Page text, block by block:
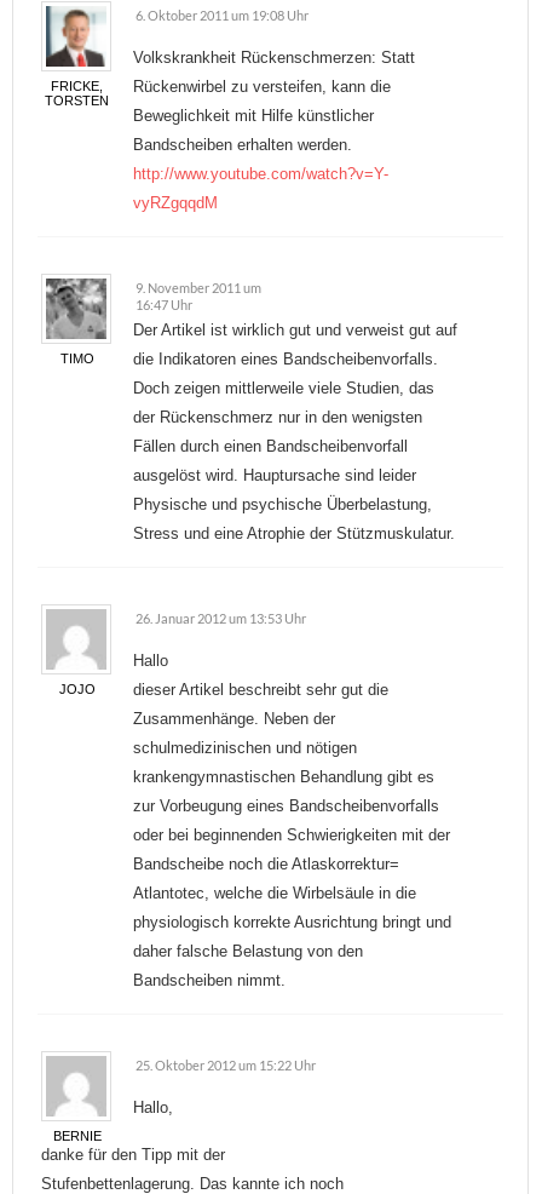
FRICKE,
TORSTEN
6. Oktober 2011 um 19:08 Uhr
Volkskrankheit Rückenschmerzen: Statt
Rückenwirbel zu versteifen, kann die
Beweglichkeit mit Hilfe künstlicher
Bandscheiben erhalten werden.
http://www.youtube.com/watch?v=Y-
vyRZgqqdM
TIMO
9. November 2011 um
16:47 Uhr
Der Artikel ist wirklich gut und verweist gut auf
die Indikatoren eines Bandscheibenvorfalls.
Doch zeigen mittlerweile viele Studien, das
der Rückenschmerz nur in den wenigsten
Fällen durch einen Bandscheibenvorfall
ausgelöst wird. Hauptursache sind leider
Physische und psychische Überbelastung,
Stress und eine Atrophie der Stützmuskulatur.
JOJO
26. Januar 2012 um 13:53 Uhr
Hallo
dieser Artikel beschreibt sehr gut die
Zusammenhänge. Neben der
schulmedizinischen und nötigen
krankengymnastischen Behandlung gibt es
zur Vorbeugung eines Bandscheibenvorfalls
oder bei beginnenden Schwierigkeiten mit der
Bandscheibe noch die Atlaskorrektur=
Atlantotec, welche die Wirbelsäule in die
physiologisch korrekte Ausrichtung bringt und
daher falsche Belastung von den
Bandscheiben nimmt.
BERNIE
25. Oktober 2012 um 15:22 Uhr
Hallo,
danke für den Tipp mit der
Stufenbettenlagerung. Das kannte ich noch